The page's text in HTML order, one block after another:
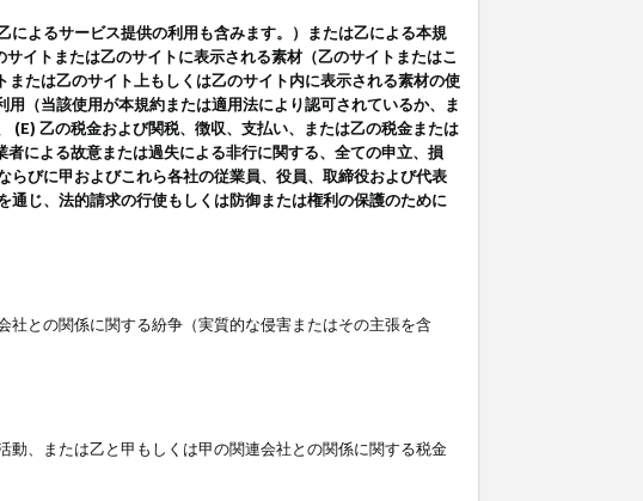
よるサービス提供の利用も含みます。）または乙による本規
イトまたは乙のサイトに表示される素材（乙のサイトまたはこ
たは乙のサイト上もしくは乙のサイト内に表示される素材の使
（当該使用が本規約または適用法により認可されているか、ま
(E) 乙の税金および関税、徴収、支払い、または乙の税金または
による故意または過失による非行に関する、全ての申立、損
びに甲およびこれら各社の従業員、役員、取締役および代表
じ、法的請求の行使もしくは防御または権利の保護のために
との関係に関する紛争（実質的な侵害またはその主張を含
、または乙と甲もしくは甲の関連会社との関係に関する税金